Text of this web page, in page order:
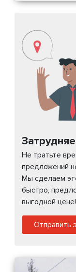
Не тратьте
предложений
Мы сделаем
быстро,
выгодной цене!
Отправить